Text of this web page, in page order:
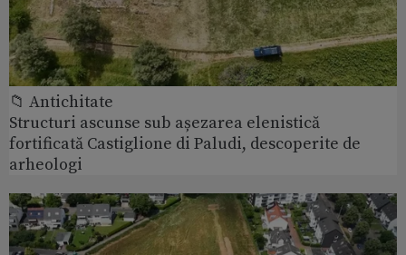
📁 Antichitate
Structuri ascunse sub așezarea elenistică
fortificată Castiglione di Paludi, descoperite de
arheologi